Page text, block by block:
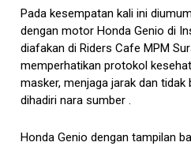
Pada kesempatan kali ini
dengan motor Honda Genio di
diafakan di Riders Cafe MPM
memperhatikan protokol
masker, menjaga jarak dan
dihadiri nara sumber .
Honda Genio dengan tampilan